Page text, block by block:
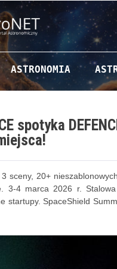
ASTRONOMIA
spotyka
sceny, 20+
3-4 marca 2026 r.
startupy. SpaceShield